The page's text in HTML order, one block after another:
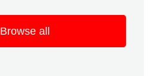
Browse all